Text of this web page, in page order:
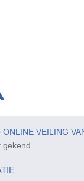
ONLINE VEILING
gekend